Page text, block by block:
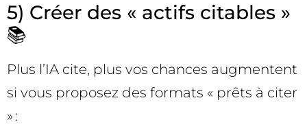
5) Créer des « actifs citables »
📚
Plus l’IA cite, plus vos chances augmentent
si vous proposez des formats « prêts à citer
» :